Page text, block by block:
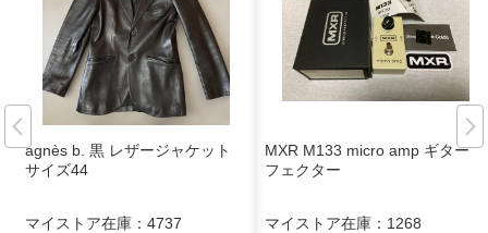
agnès b. 黒 レザージャケット
サイズ44
マイストア在庫： 4737
MXR M133 micro amp ギターエ
フェクター
マイストア在庫： 1268